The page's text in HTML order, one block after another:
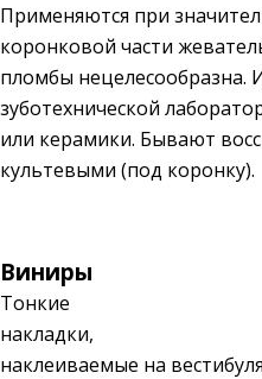
Применяются при
коронковой части
пломбы нецелесообразна.
зуботехнической
или керамики. Бывают
культевыми (под коронку).
Виниры
Тонкие
накладки,
наклеиваемые на